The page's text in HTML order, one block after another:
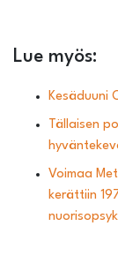
Lue myös:
Kesäduuni
Tällaisen
Voimaa
kerättiin